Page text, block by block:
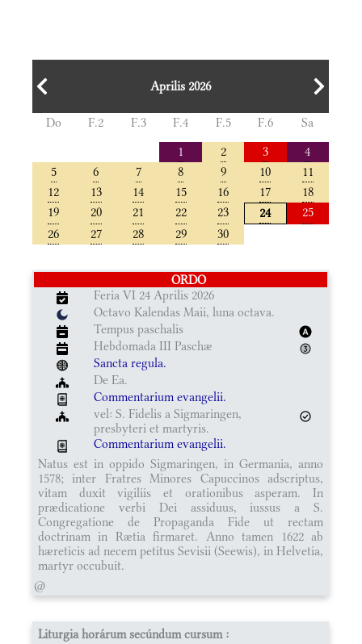
Aprilis 2026
Do F.2 F.3 F.4 F.5 F.6
Sa
1
2 3
4
5
6 7 8 9 10
11
12
13 14 15 16 17
18
19
20 21 22 23 24
25
26
27 28 29 30
ORDO
Feria VI 24 Aprilis 2026
Octavo Kalendas Maii, luna octava.
Tempus paschalis
Hebdomada III Paschæ
Sancta regula.
De Ea.
Commentarium evangelii.
vel: S. Fidelis a Sigmaringen,
presbyteri et martyris.
Commentarium evangelii.
Natus est in oppido Sigmaringen, in Germania, anno
1578; inter Fratres Minores Capuccinos adscriptus,
vitam duxit vigiliis et orationibus asperam. In
prædicatione verbi Dei assiduus, iussus a S.
Congregatione de Propaganda Fide ut rectam
doctrinam in Rætia firmaret. Anno tamen 1622 ab
hæreticis ad necem petitus Sevisii (Seewis), in Helvetia,
martyr occubuit.
@
Liturgia horárum secúndum cursum :